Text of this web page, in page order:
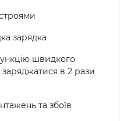
зарядка
швидкого
заряджатися в 2 рази
та збоїв